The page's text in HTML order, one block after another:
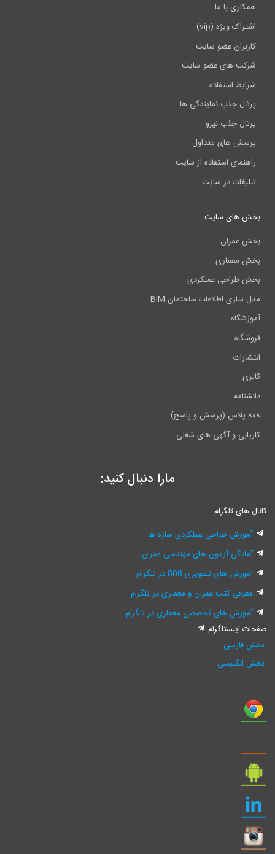
همکاری با ما
اشتراک ویژه (vip)
کاربران عضو سایت
شرکت های عضو سایت
شرایط استفاده
پرتال جذب نمایندگی ها
پرتال جذب نیرو
پرسش های متداول
راهنمای استفاده از سایت
تبلیغات در سایت
بخش های سایت
بخش عمران
بخش معماری
بخش طراحی عملکردی
مدل سازی اطلاعات ساختمان BIM
آموزشگاه
فروشگاه
انتشارات
گالری
دانشنامه
۸۰۸ پلاس (پرسش و پاسخ)
کاریابی و آگهی های شغلی
مارا دنبال کنید:
کانال های تلگرام
آموزش طراحی عملکردی سازه ها
آمادگی آزمون های مهندسی عمران
آموزش های تصویری 808 در تلگرام
معرفی کتب عمران و معماری در تلگرام
آموزش های تخصصی معماری در تلگرام
صفحات اینستاگرام
بخش فارسی
بخش انگلیسی